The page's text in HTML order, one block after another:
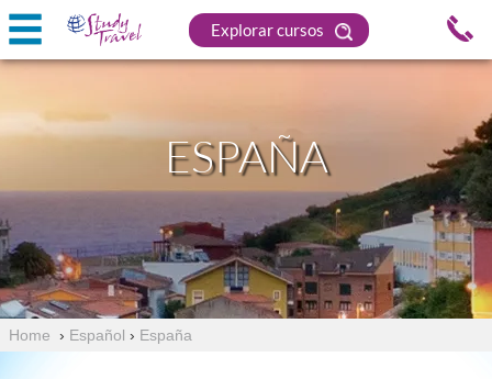
Explorar cursos
ESPAÑA
Home › Español › España